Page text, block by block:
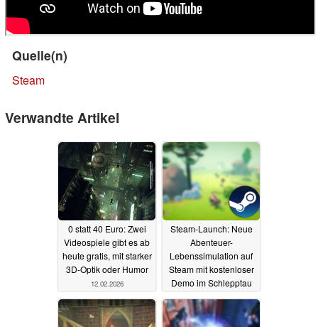
Quelle(n)
Steam
Verwandte Artikel
0 statt 40 Euro: Zwei
Videospiele gibt es ab
heute gratis, mit starker
3D-Optik oder Humor
12.02.2026
Steam-Launch: Neue
Abenteuer-
Lebenssimulation auf
Steam mit kostenloser
Demo im Schlepptau
16.07.2025